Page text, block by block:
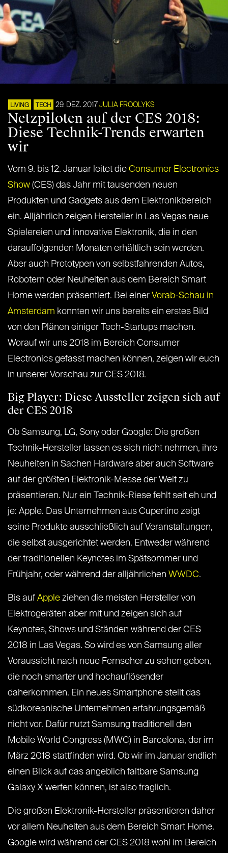
LIVING TECH 29. DEZ. 2017 JULIA FROOLYKS
Netzpiloten auf der CES 2018:
Diese Technik-Trends erwarten
wir
Vom 9. bis 12. Januar leitet die Consumer Electronics
Show (CES) das Jahr mit tausenden neuen
Produkten und Gadgets aus dem Elektronikbereich
ein. Alljährlich zeigen Hersteller in Las Vegas neue
Spielereien und innovative Elektronik, die in den
darauffolgenden Monaten erhältlich sein werden.
Aber auch Prototypen von selbstfahrenden Autos,
Robotern oder Neuheiten aus dem Bereich Smart
Home werden präsentiert. Bei einer Vorab-Schau in
Amsterdam konnten wir uns bereits ein erstes Bild
von den Plänen einiger Tech-Startups machen.
Worauf wir uns 2018 im Bereich Consumer
Electronics gefasst machen können, zeigen wir euch
in unserer Vorschau zur CES 2018.
Big Player: Diese Aussteller zeigen sich auf
der CES 2018
Ob Samsung, LG, Sony oder Google: Die großen
Technik-Hersteller lassen es sich nicht nehmen, ihre
Neuheiten in Sachen Hardware aber auch Software
auf der größten Elektronik-Messe der Welt zu
präsentieren. Nur ein Technik-Riese fehlt seit eh und
je: Apple. Das Unternehmen aus Cupertino zeigt
seine Produkte ausschließlich auf Veranstaltungen,
die selbst ausgerichtet werden. Entweder während
der traditionellen Keynotes im Spätsommer und
Frühjahr, oder während der alljährlichen WWDC.
Bis auf Apple ziehen die meisten Hersteller von
Elektrogeräten aber mit und zeigen sich auf
Keynotes, Shows und Ständen während der CES
2018 in Las Vegas. So wird es von Samsung aller
Voraussicht nach neue Fernseher zu sehen geben,
die noch smarter und hochauflösender
daherkommen. Ein neues Smartphone stellt das
südkoreanische Unternehmen erfahrungsgemäß
nicht vor. Dafür nutzt Samsung traditionell den
Mobile World Congress (MWC) in Barcelona, der im
März 2018 stattfinden wird. Ob wir im Januar endlich
einen Blick auf das angeblich faltbare Samsung
Galaxy X werfen können, ist also fraglich.
Die großen Elektronik-Hersteller präsentieren daher
vor allem Neuheiten aus dem Bereich Smart Home.
Google wird während der CES 2018 wohl im Bereich